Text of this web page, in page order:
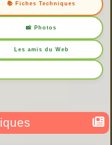
📚 Fiches Techniques
📸 Photos
Les amis du Web